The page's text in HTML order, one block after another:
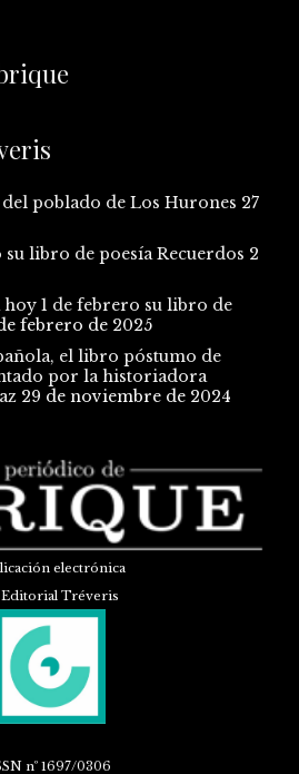
poblado de Los Hurones 27
libro de poesía Recuerdos 2
1 de febrero su libro de
febrero de 2025
el libro póstumo de
por la historiadora
29 de noviembre de 2024
electrónica
Tréveris
nº 1697/0306